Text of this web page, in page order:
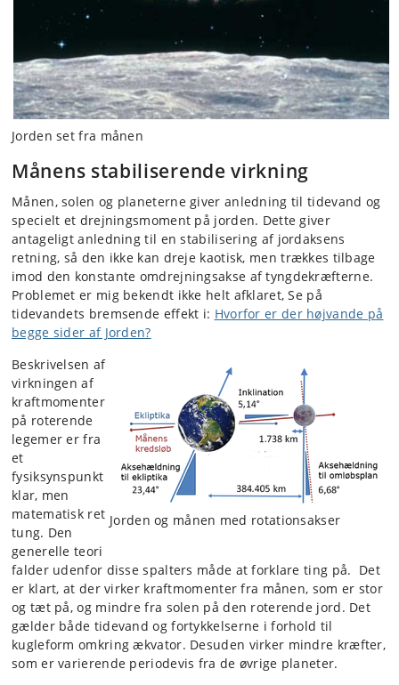
Jorden set fra månen
Månens stabiliserende virkning
Månen, solen og planeterne giver anledning til tidevand og
specielt et drejningsmoment på jorden. Dette giver
antageligt anledning til en stabilisering af jordaksens
retning, så den ikke kan dreje kaotisk, men trækkes tilbage
imod den konstante omdrejningsakse af tyngdekræfterne.
Problemet er mig bekendt ikke helt afklaret, Se på
tidevandets bremsende effekt i: Hvorfor er der højvande på
begge sider af Jorden?
Jorden og månen med rotationsakser
Beskrivelsen af
virkningen af
kraftmomenter
på roterende
legemer er fra
et
fysiksynspunkt
klar, men
matematisk ret
tung. Den
generelle teori
falder udenfor disse spalters måde at forklare ting på. Det
er klart, at der virker kraftmomenter fra månen, som er stor
og tæt på, og mindre fra solen på den roterende jord. Det
gælder både tidevand og fortykkelserne i forhold til
kugleform omkring ækvator. Desuden virker mindre kræfter,
som er varierende periodevis fra de øvrige planeter.